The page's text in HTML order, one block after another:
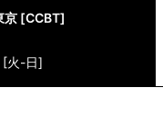
京 [CCBT]
火-日]